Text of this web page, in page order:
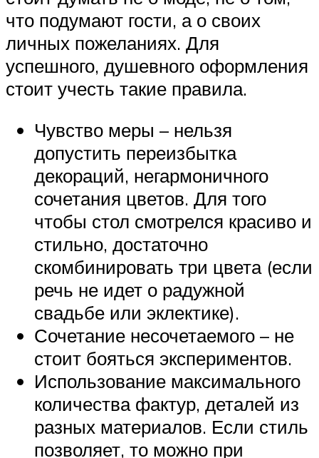
что подумают гости, а о своих
личных пожеланиях. Для
успешного, душевного оформления
стоит учесть такие правила.
Чувство меры – нельзя
допустить переизбытка
декораций, негармоничного
сочетания цветов. Для того
чтобы стол смотрелся красиво и
стильно, достаточно
скомбинировать три цвета (если
речь не идет о радужной
свадьбе или эклектике).
Сочетание несочетаемого – не
стоит бояться экспериментов.
Использование максимального
количества фактур, деталей из
разных материалов. Если стиль
позволяет, то можно при